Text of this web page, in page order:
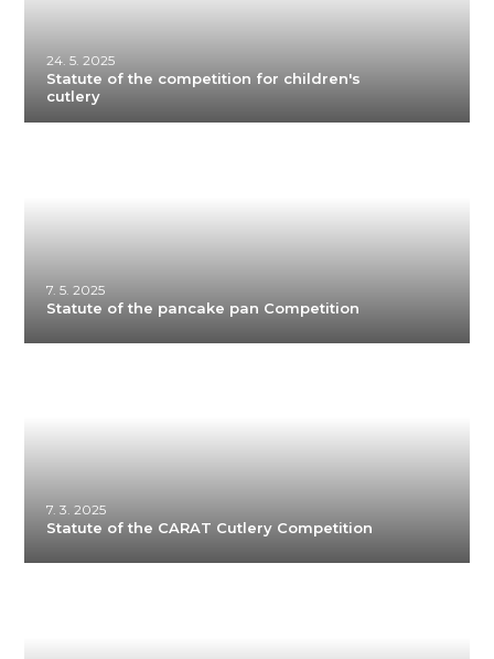
24. 5. 2025
Statute of the competition for children's
cutlery
7. 5. 2025
Statute of the pancake pan Competition
7. 3. 2025
Statute of the CARAT Cutlery Competition